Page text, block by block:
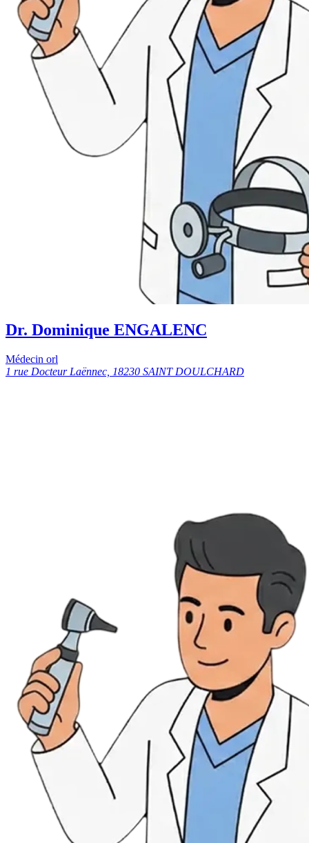
Dr. Dominique ENGALENC
Médecin orl
1 rue Docteur Laënnec, 18230 SAINT DOULCHARD